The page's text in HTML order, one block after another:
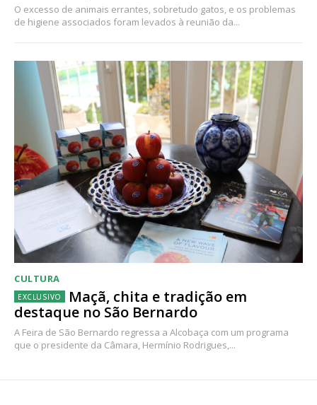
O excesso de animais errantes, sobretudo gatos, e os problemas
de higiene associados foram levados à reunião da...
CULTURA
Maçã, chita e tradição em
destaque no São Bernardo
A Feira de São Bernardo regressa a Alcobaça com um programa
que o presidente da Câmara, Hermínio Rodrigues,...